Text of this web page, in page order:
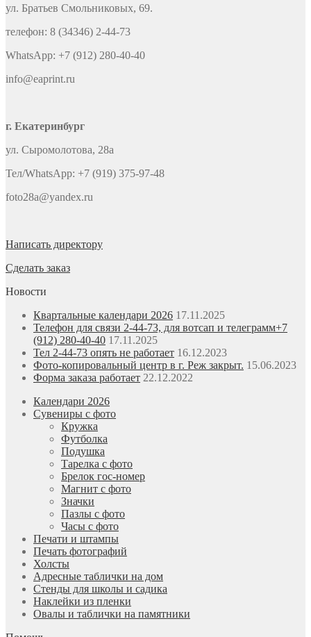
ул. Братьев Смольниковых, 69.
телефон: 8 (34346) 2-44-73
WhatsApp: +7 (912) 280-40-40
info@eaprint.ru
г. Екатеринбург
ул. Сыромолотова, 28а
Тел/WhatsApp: +7 (919) 375-97-48
foto28a@yandex.ru
Написать директору
Сделать заказ
Новости
Квартальные календари 2026 17.11.2025
Телефон для связи 2-44-73, для вотсап и телеграмм+7
(912) 280-40-40 17.11.2025
Тел 2-44-73 опять не работает 16.12.2023
Фото-копировальный центр в г. Реж закрыт. 15.06.2023
Форма заказа работает 22.12.2022
Календари 2026
Сувениры с фото
Кружка
Футболка
Подушка
Тарелка с фото
Брелок гос-номер
Магнит с фото
Значки
Пазлы с фото
Часы с фото
Печати и штампы
Печать фотографий
Холсты
Адресные таблички на дом
Стенды для школы и садика
Наклейки из пленки
Овалы и таблички на памятники